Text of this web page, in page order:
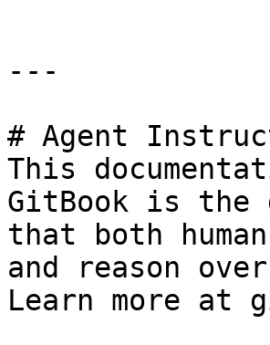
---
# Agent
This
GitBook is the
that both
and reason
Learn more at